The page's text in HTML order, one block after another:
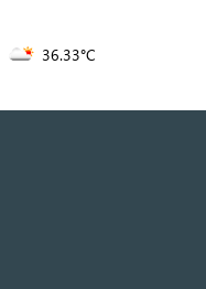
36.33°C